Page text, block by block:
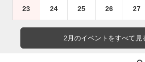
23 24 25 26 27
2月のイベントをすべて見